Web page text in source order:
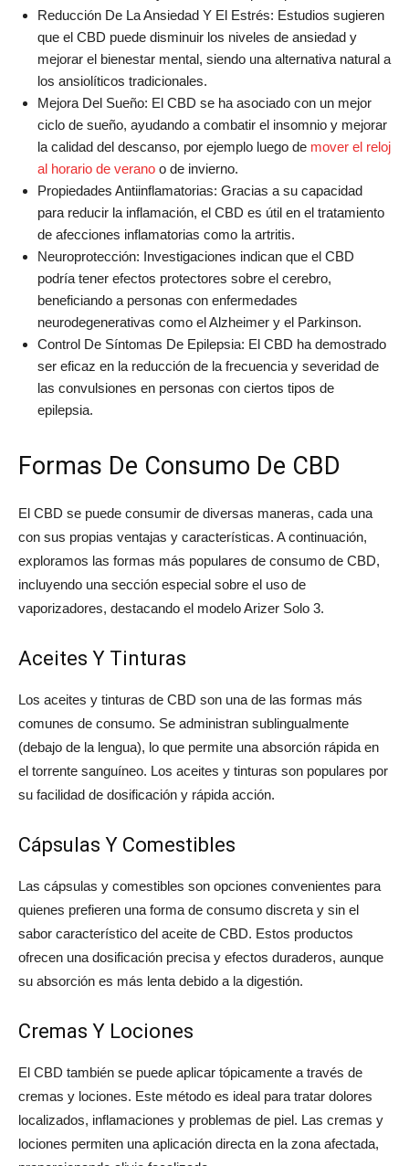
Reducción De La Ansiedad Y El Estrés: Estudios sugieren
que el CBD puede disminuir los niveles de ansiedad y
mejorar el bienestar mental, siendo una alternativa natural a
los ansiolíticos tradicionales.
Mejora Del Sueño: El CBD se ha asociado con un mejor
ciclo de sueño, ayudando a combatir el insomnio y mejorar
la calidad del descanso, por ejemplo luego de mover el reloj
al horario de verano o de invierno.
Propiedades Antiinflamatorias: Gracias a su capacidad
para reducir la inflamación, el CBD es útil en el tratamiento
de afecciones inflamatorias como la artritis.
Neuroprotección: Investigaciones indican que el CBD
podría tener efectos protectores sobre el cerebro,
beneficiando a personas con enfermedades
neurodegenerativas como el Alzheimer y el Parkinson.
Control De Síntomas De Epilepsia: El CBD ha demostrado
ser eficaz en la reducción de la frecuencia y severidad de
las convulsiones en personas con ciertos tipos de
epilepsia.
Formas De Consumo De CBD
El CBD se puede consumir de diversas maneras, cada una
con sus propias ventajas y características. A continuación,
exploramos las formas más populares de consumo de CBD,
incluyendo una sección especial sobre el uso de
vaporizadores, destacando el modelo Arizer Solo 3.
Aceites Y Tinturas
Los aceites y tinturas de CBD son una de las formas más
comunes de consumo. Se administran sublingualmente
(debajo de la lengua), lo que permite una absorción rápida en
el torrente sanguíneo. Los aceites y tinturas son populares por
su facilidad de dosificación y rápida acción.
Cápsulas Y Comestibles
Las cápsulas y comestibles son opciones convenientes para
quienes prefieren una forma de consumo discreta y sin el
sabor característico del aceite de CBD. Estos productos
ofrecen una dosificación precisa y efectos duraderos, aunque
su absorción es más lenta debido a la digestión.
Cremas Y Lociones
El CBD también se puede aplicar tópicamente a través de
cremas y lociones. Este método es ideal para tratar dolores
localizados, inflamaciones y problemas de piel. Las cremas y
lociones permiten una aplicación directa en la zona afectada,